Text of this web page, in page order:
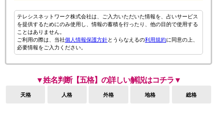
テレシスネットワーク株式会社は、ご入力いただいた情報を、占いサービス
を提供するためにのみ使用し、情報の蓄積を行ったり、他の目的で使用する
ことはありません。
ご利用の際は、当社個人情報保護方針とうらなえるの利用規約に同意の上、
必要情報をご入力ください。
▼姓名判断【五格】の詳しい解説はコチラ▼
天格 人格 外格 地格 総格